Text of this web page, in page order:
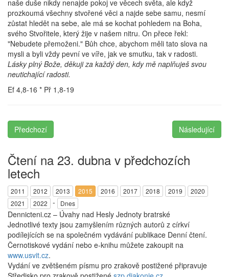
naše duše nikdy nenajde pokoj ve věcech světa, ale když
prozkoumá všechny stvořené věci a najde sebe samu, nesmí
zůstat hledět na sebe, ale má se kochat pohledem na Boha,
svého Stvořitele, který žije v našem nitru. On přece řekl:
"Nebudete přemoženi." Bůh chce, abychom měli tato slova na
mysli a byli vždy pevní ve víře, jak ve smutku, tak v radosti.
Lásky plný Bože, děkuji za každý den, kdy mě naplňuješ svou
neutichající radosti.
Ef 4,8-16 * Př 1,8-19
Předchozí Následující
Čtení na 23. dubna v předchozích
letech
2011 2012 2013 2015 2016 2017 2018 2019
2020
2021
2022 - Dnes
Dennicteni.cz – Úvahy nad Hesly Jednoty bratrské
Jednotlivé texty jsou zamyšlením různých autorů z církví
podílejících se na společném vydávání publikace Denní čtení.
Černotiskové vydání nebo e-knihu můžete zakoupit na
www.usvit.cz.
Vydání ve zvětšeném písmu pro zrakově postižené připravuje